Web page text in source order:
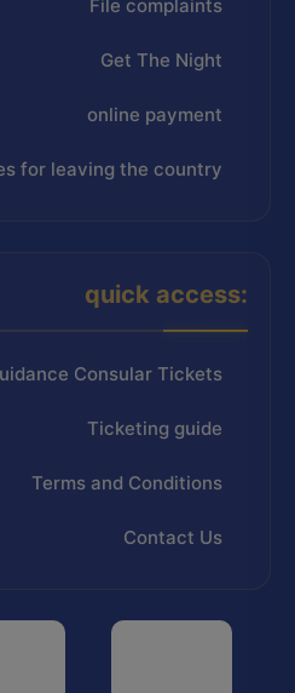
File complaints
Get The Night
online payment
for leaving the country
quick access:
Consular Tickets
Ticketing guide
Terms and Conditions
Contact Us